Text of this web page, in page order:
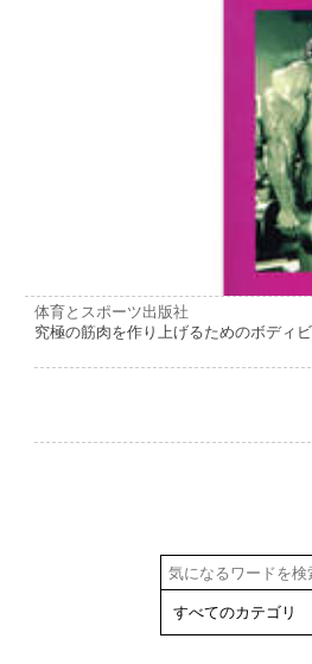
体育とスポーツ出版社
究極の筋肉を作り上げるためのボディ